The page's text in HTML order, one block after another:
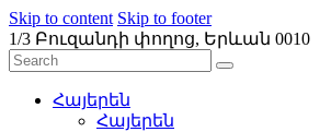
Skip to content Skip to footer
1/3 Բուզանդի փողոց, Երևան 0010
Հայերեն
Հայերեն